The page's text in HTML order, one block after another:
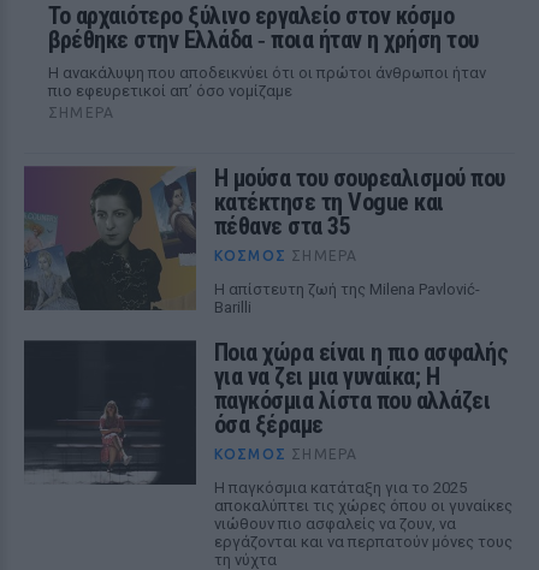
Το αρχαιότερο ξύλινο εργαλείο στον κόσμο
βρέθηκε στην Ελλάδα ‑ ποια ήταν η χρήση του
Η ανακάλυψη που αποδεικνύει ότι οι πρώτοι άνθρωποι ήταν
πιο εφευρετικοί απ’ όσο νομίζαμε
ΣΉΜΕΡΑ
Η μούσα του σουρεαλισμού που
κατέκτησε τη Vogue και
πέθανε στα 35
ΚΌΣΜΟΣ ΣΉΜΕΡΑ
Η απίστευτη ζωή της Milena Pavlović-
Barilli
Ποια χώρα είναι η πιο ασφαλής
για να ζει μια γυναίκα; Η
παγκόσμια λίστα που αλλάζει
όσα ξέραμε
ΚΌΣΜΟΣ ΣΉΜΕΡΑ
Η παγκόσμια κατάταξη για το 2025
αποκαλύπτει τις χώρες όπου οι γυναίκες
νιώθουν πιο ασφαλείς να ζουν, να
εργάζονται και να περπατούν μόνες τους
τη νύχτα